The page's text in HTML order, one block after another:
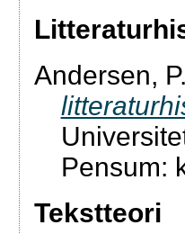
Andersen,
Pensum:
Tekstteori